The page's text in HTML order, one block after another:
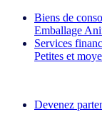
Biens de
Emballage
Services
Petites et
Devenez